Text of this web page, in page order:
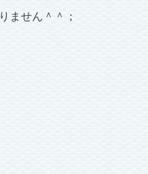
ません＾＾；